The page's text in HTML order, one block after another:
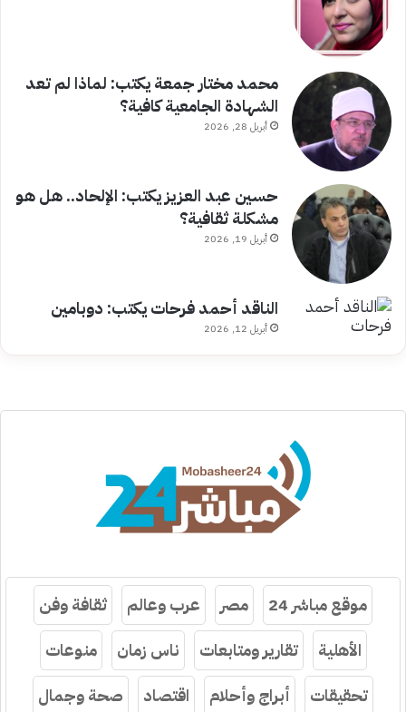
محمد مختار جمعة يكتب: لماذا لم تعد
الشهادة الجامعية كافية؟
أبريل 28, 2026
حسين عبد العزيز يكتب: الإلحاد.. هل هو
مشكلة ثقافية؟
أبريل 19, 2026
الناقد أحمد فرحات يكتب: دوبامين
أبريل 12, 2026
موقع مباشر 24 مصر عرب وعالم
ثقافة وفن
الأهلية
تقارير ومتابعات ناس زمان
منوعات
تحقيقات
أبراج وأحلام اقتصاد صحة وجمال